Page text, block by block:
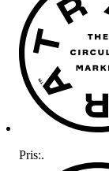
Pris:.